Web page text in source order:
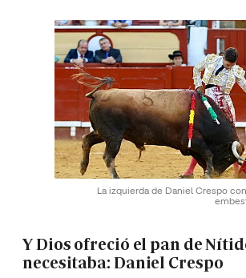
La izquierda de Daniel Crespo
Y Dios ofreció el pan de
necesitaba: Daniel Crespo